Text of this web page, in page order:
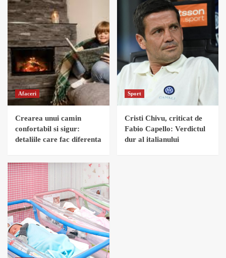
Afaceri
Crearea unui camin
confortabil si sigur:
detaliile care fac diferenta
Sport
Cristi Chivu, criticat de
Fabio Capello: Verdictul
dur al italianului